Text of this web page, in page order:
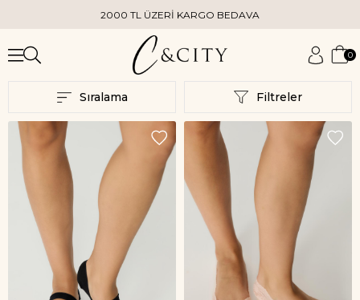
2000 TL ÜZERİ KARGO BEDAVA
0
Filtreler
Sıralama